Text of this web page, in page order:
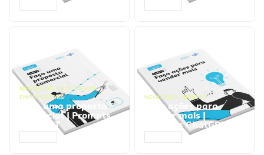
NEGÓCIOS, PROCESSOS
EMPRESARIAIS
Faça uma proposta
comercial | Prompts
ChatGPT
NEGÓCIOS, VENDAS
Faça ações para
vender mais |
Prompts ChatGPT